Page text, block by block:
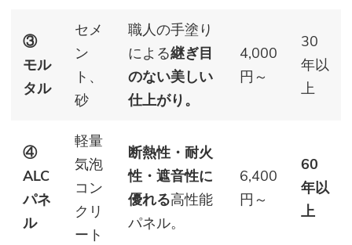
③
モル
タル
セメ
ン
ト、
砂
職人の手塗り
による継ぎ目
のない美しい
仕上がり。
4,000
円～
30
年以
上
④
ALC
パネ
ル
軽量
気泡
コン
クリ
ート
断熱性・耐火
性・遮音性に
優れる高性能
パネル。
6,400
円～
60
年以
上